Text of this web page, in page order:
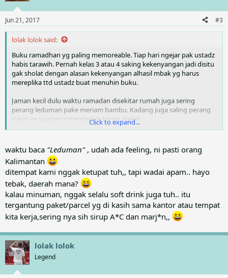
s
:
Jun 21, 2017 #3
lolak lolok said:
Buku ramadhan yg paling memoreable. Tiap hari ngejar pak ustadz
habis tarawih. Pernah kelas 3 atau 4 saking kekenyangan jadi disitu
gak sholat dengan alasan kekenyangan alhasil mbak yg harus
mereplika ttd ustadz buat menuhin buku.
Jaman kecil dulu waktu ramadan disekitar rumah juga sering
perang leduman pake meriam bambu. Kadang juga saling perang
roket yg suaranya membelah langit. Heleh.
tengah hari lalu dilanjut sampe bedug maghrib. Kalau diwilayah
balikpapan penanda waktu buka puasa sama imsak pake suling
pertamina. Jadi gak sekonyong-konyong adzan.
Kalau mendekati lebaran gak cuman pasar, mall, atau tempat
perbelanjaan lain yg sibuk. Para tukang pangkas rambut pun panen
order.
Satu yg masih saya tanyakan kenapa kalau lebaran mesti ketupat
minuman wong barat. Kenapa gak diganti bandrek, sekoteng,
bajigur, wedang jahe, atau bir pletok. Wek wek.
Click to expand...
waktu baca "Leduman" , udah ada feeling, ni pasti orang
Kalimantan
ditempat kami nggak ketupat tuh,, tapi wadai apam.. hayo
tebak, daerah mana?
kalau minuman, nggak selalu soft drink juga tuh.. itu
tergantung paket/parcel yg di kasih sama kantor atau tempat
kita kerja,sering nya sih sirup A*C dan marj*n,,
lolak lolok
Legend